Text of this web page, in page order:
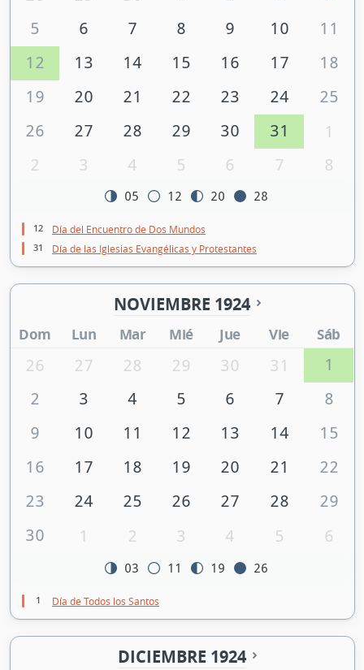
5
6 7 8 9 10
11
12
13 14 15 16 17
18
19
20 21 22 23 24
25
26
27 28 29 30 31
1
2
3 4 5 6 7 8
05 12 20 28
12 Día del Encuentro de Dos Mundos
31 Día de las Iglesias Evangélicas y Protestantes
NOVIEMBRE 1924
Dom Lun Mar Mié Jue Vie Sáb
26 27 28 29 30 31
1
2
3 4 5 6 7
8
9
10 11 12 13 14
15
16
17 18 19 20 21
22
23
24 25 26 27 28
29
30
1 2 3 4 5 6
03 11 19 26
1 Día de Todos los Santos
DICIEMBRE 1924